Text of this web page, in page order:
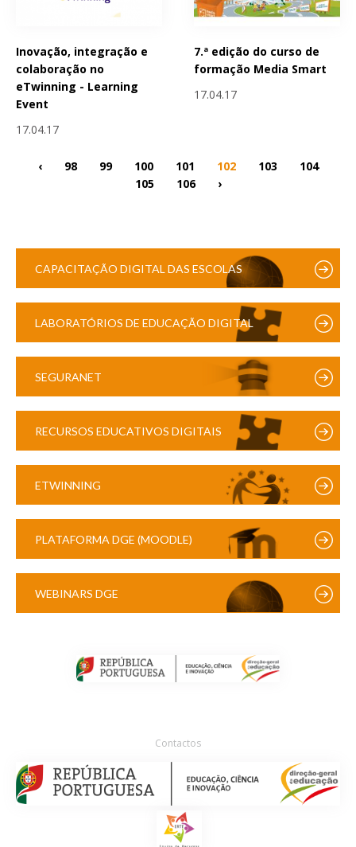
Inovação, integração e
colaboração no
eTwinning - Learning
Event
17.04.17
7.ª edição do curso de
formação Media Smart
17.04.17
‹ 98 99 100 101 102 103
104
105
106 ›
CAPACITAÇÃO DIGITAL DAS ESCOLAS
LABORATÓRIOS DE EDUCAÇÃO DIGITAL
SEGURANET
RECURSOS EDUCATIVOS DIGITAIS
ETWINNING
PLATAFORMA DGE (MOODLE)
WEBINARS DGE
Contactos